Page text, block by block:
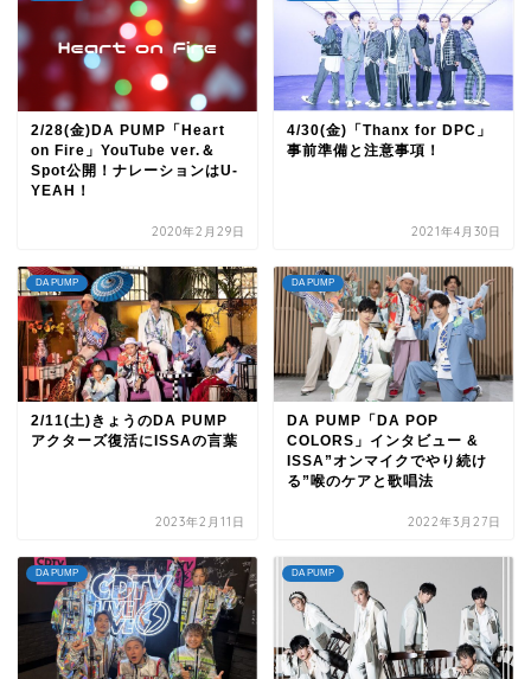
2/28(金)DA PUMP「Heart
on Fire」YouTube ver.＆
Spot公開！ナレーションはU-
YEAH！
2020年2月29日
4/30(金)「Thanx for DPC」
事前準備と注意事項！
2021年4月30日
DA PUMP
2/11(土)きょうのDA PUMP
アクターズ復活にISSAの言葉
2023年2月11日
DA PUMP
DA PUMP「DA POP
COLORS」インタビュー &
ISSA”オンマイクでやり続け
る”喉のケアと歌唱法
2022年3月27日
DA PUMP DA PUMP